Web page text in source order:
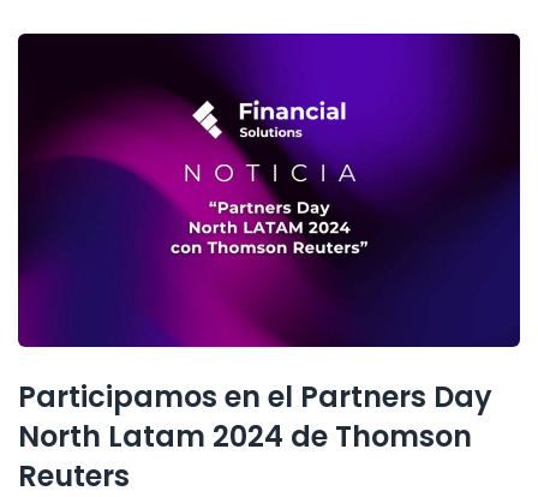
Participamos en el Partners Day
North Latam 2024 de Thomson
Reuters